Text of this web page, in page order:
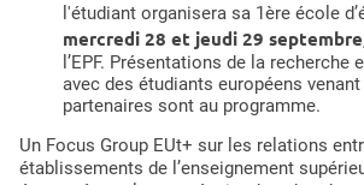
l'étudiant organisera sa 1ère école
mercredi 28 et jeudi 29 septembre
l’EPF. Présentations de la recherche
avec des étudiants européens
partenaires sont au programme.
Un Focus Group EUt+ sur les relations
établissements de l’enseignement